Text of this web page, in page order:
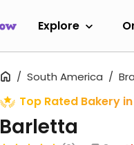
Explore
South America
Top Rated Bakery
Barletta